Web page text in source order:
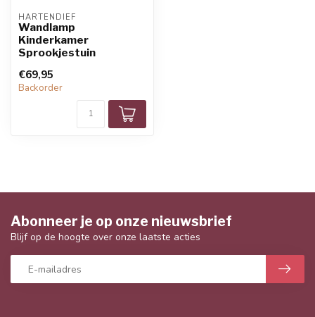
HARTENDIEF
Wandlamp
Kinderkamer
Sprookjestuin
€69,95
Backorder
Abonneer je op onze nieuwsbrief
Blijf op de hoogte over onze laatste acties